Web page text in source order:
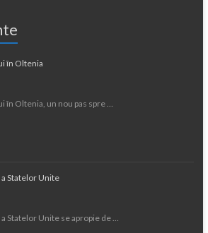
în Oltenia
în Oltenia, un nou pas spre …
Statelor Unite
Statelor Unite se apropie de …